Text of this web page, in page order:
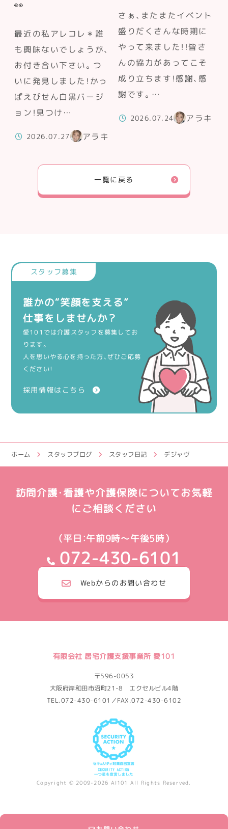
👀
最近の私アレコレ＊誰
も興味ないでしょうが、
お付き合い下さい。つ
いに発見しました！かっ
ぱえびせん白黒バージ
ョン！見つけ…
2026.07.27 アラキ
さぁ、またまたイベント
盛りだくさんな時期に
やって来ました！！皆さ
んの協力があってこそ
成り立ちます！感謝、感
謝です。…
2026.07.24 アラキ
一覧に戻る
誰かの“笑顔を支える”
仕事をしませんか？
愛101では介護スタッフを募集してお
ります。
人を思いやる心を持った方、ぜひご応募
ください！
採用情報はこちら
ホーム スタッフブログ スタッフ日記 デジャヴ
訪問介護・看護や介護保険についてお気軽
にご相談ください
（平日：午前9時～午後5時）
072-430-6101
Webからのお問い合わせ
有限会社 居宅介護支援事業所 愛101
〒596-0053
大阪府岸和田市沼町21-8 エクセルビル4階
TEL.072-430-6101／FAX.072-430-6102
Copyright © 2009-2026 AI101 All Rights Reserved.